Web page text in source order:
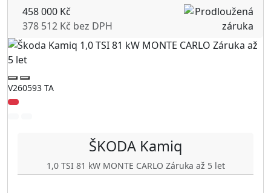
458 000 Kč
378 512 Kč bez DPH
V260593 TA
ŠKODA Kamiq
1,0 TSI 81 kW MONTE CARLO Záruka až 5 let